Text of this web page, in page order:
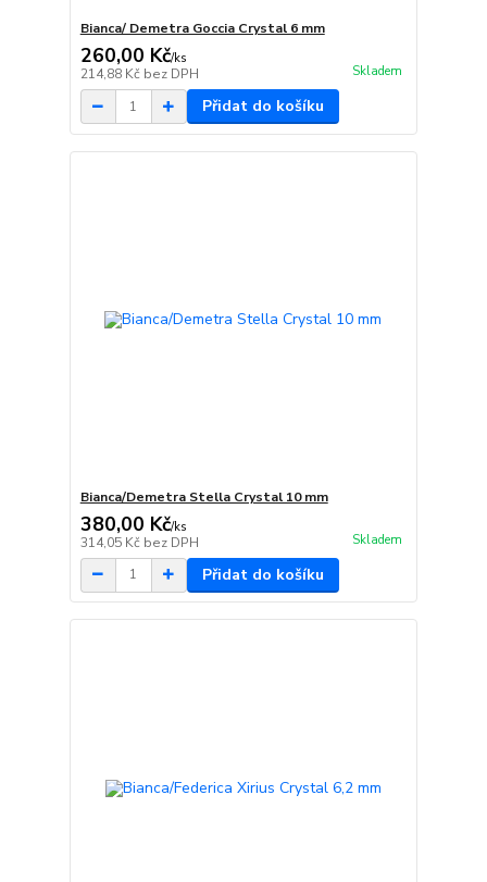
Bianca/ Demetra Goccia Crystal 6 mm
260,00 Kč/ks
214,88 Kč bez DPH Skladem
Přidat do košíku
Bianca/Demetra Stella Crystal 10 mm
380,00 Kč/ks
314,05 Kč bez DPH Skladem
Přidat do košíku